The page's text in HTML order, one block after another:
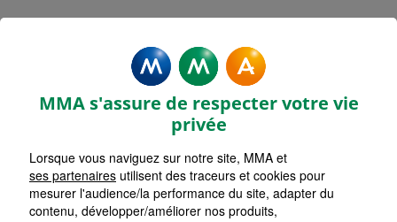
DOMBASLE
Accueil
Assurance Auvergne-Rhône-Alpes
Assurance Moulins (03000)
MMA s'assure de respecter votre vie
privée
Lorsque vous naviguez sur notre site, MMA et
ses partenaires utilisent des traceurs et cookies pour
mesurer l'audience/la performance du site, adapter du
contenu, développer/améliorer nos produits,